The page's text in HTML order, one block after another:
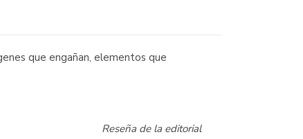
que engañan, elementos que
Reseña de la editorial